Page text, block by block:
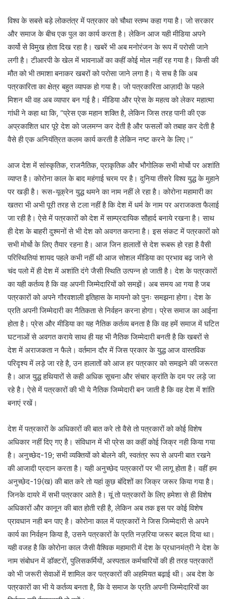
विश्व के सबसे बड़े लोकतंत्र में पत्रकार को चौथा स्तम्भ कहा गया है। जो सरकार
और समाज के बीच एक पुल का कार्य करता है। लेकिन आज यही मीडिया अपने
कार्यो से विमुख होता दिख रहा है। खबरें भी अब मनोरंजन के रूप में परोसी जाने
लगी है। टीआरपी के खेल में भावनाओं का कहीं कोई मोल नहीं रह गया है। किसी की
मौत को भी तमाशा बनाकर खबरों को परोसा जाने लगा है। ये सच है कि अब
पत्रकारिता का क्षेत्र बहुत व्यापक हो गया है। जो पत्रकारिता आज़ादी के पहले
मिशन थी वह अब व्यापार बन गई है। मीडिया और प्रेस के महत्व को लेकर महात्मा
गांधी ने कहा था कि, “प्रेस एक महान शक्ति है, लेकिन जिस तरह पानी की एक
अप्रकाशित धार पूरे देश को जलमग्न कर देती है और फसलों को तबाह कर देती है
वैसे ही एक अनियंत्रित कलम कार्य करती है लेकिन नष्ट करने के लिए।”
आज देश में सांस्कृतिक, राजनैतिक, प्राकृतिक और भौगोलिक सभी मोर्चो पर अशांति
व्याप्त है। कोरोना काल के बाद महंगाई चरम पर है। दुनिया तीसरे विश्व युद्ध के मुहाने
पर खड़ी है। रूस-यूक्रेन युद्ध थमने का नाम नहीं ले रहा है। कोरोना महामारी का
खतरा भी अभी पूरी तरह से टला नहीं है कि देश में धर्म के नाम पर अराजकता फैलाई
जा रही है। ऐसे में पत्रकारों को देश में साम्प्रदायिक सौहार्द बनाये रखना है। साथ
ही देश के बाहरी दुश्मनों से भी देश को अवगत कराना है। इस संकट में पत्रकारों को
सभी मोर्चो के लिए तैयार रहना है। आज जिन हालातों से देश रूबरू हो रहा है वैसी
परिस्थितियां शायद पहले कभी नहीं थी आज सोशल मीडिया का प्रभाव बढ़ जाने से
चंद पलो में ही देश में अशांति दंगे जैसी स्थिति उत्पन्न हो जाती है। देश के पत्रकारों
का यही कर्तव्य है कि वह अपनी जिम्मेदारियों को समझें। अब समय आ गया है जब
पत्रकारों को अपने गौरवशाली इतिहास के मायनो को पुनः समझना होगा। देश के
प्रति अपनी जिम्मेदारी का नैतिकता से निर्वहन करना होगा। प्रेस समाज का आईना
होता है। प्रेस और मीडिया का यह नैतिक कर्तव्य बनता है कि वह हमें समाज में घटित
घटनाओं से अवगत कराये साथ ही यह भी नैतिक जिम्मेदारी बनती है कि खबरों से
देश में अराजकता न फैले। वर्तमान दौर में जिस प्रकार के युद्ध आज वास्तविक
परिदृश्य में लड़े जा रहे है, उन हालातों को आज हर पत्रकार को समझने की जरूरत
है। आज युद्ध हथियारों से कही अधिक सूचना और संचार क्रांति के दम पर लड़े जा
रहे है। ऐसे में पत्रकारों की भी ये नैतिक जिम्मेदारी बन जाती है कि वह देश में शांति
बनाएं रखें।
देश में पत्रकारों के अधिकारों की बात करे तो वैसे तो पत्रकारों को कोई विशेष
अधिकार नहीं दिए गए है। संविधान में भी प्रेस का कहीं कोई जिक्र नही किया गया
है। अनुच्छेद-19; सभी व्यक्तियों को बोलने की, स्वतंत्र रूप से अपनी बात रखने
की आजादी प्रदान करता है। यही अनुच्छेद पत्रकारों पर भी लागू होता है। वहीं हम
अनुच्छेद-19(ख) की बात करे तो यहां कुछ बंदिशों का जिक्र जरूर किया गया है।
जिनके दायरे में सभी पत्रकार आते है। यूं तो पत्रकारों के लिए हमेशा से ही विशेष
अधिकारों और कानून की बात होती रही है, लेकिन अब तक इस पर कोई विशेष
प्रावधान नही बन पाए है। कोरोना काल में पत्रकारों ने जिस जिम्मेदारी से अपने
कार्य का निर्वहन किया है, उसने पत्रकारों के प्रति नज़रिया जरूर बदल दिया था।
यही वजह है कि कोरोना काल जैसी वैश्विक महामारी में देश के प्रधानमंत्री ने देश के
नाम संबोधन में डॉक्टरों, पुलिसकर्मियों, अस्पताल कर्मचारियों की ही तरह पत्रकारों
को भी जरूरी सेवाओं में शामिल कर पत्रकारों की अहमियत बढ़ाई थी। अब देश के
पत्रकारों का भी ये कर्तव्य बनता है, कि वे समाज के प्रति अपनी जिम्मेदारियों का